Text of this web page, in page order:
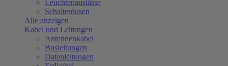
Leuchtenauslässe
Schalterdosen
Alle anzeigen
Kabel und Leitungen
Antennenkabel
Busleitungen
Datenleitungen